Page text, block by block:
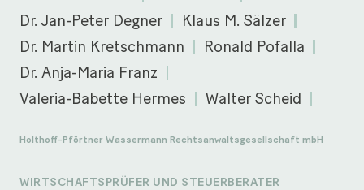
Dr. Jan-Peter Degner
Klaus M. Sälzer
Dr. Martin Kretschmann
Ronald Pofalla
Dr. Anja-Maria Franz
Valeria-Babette Hermes
Walter Scheid
Holthoff-Pförtner Wassermann Rechtsanwaltsgesellschaft mbH
WIRTSCHAFTSPRÜFER UND STEUERBERATER